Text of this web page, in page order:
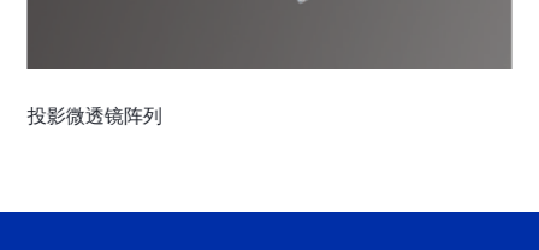
投影微透镜阵列